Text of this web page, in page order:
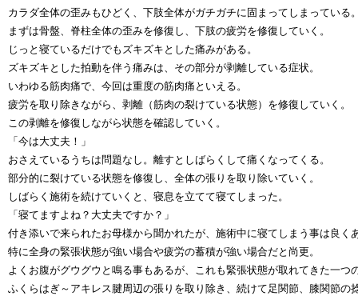
カラダ全体の歪みもひどく、下肢全体がガチガチに固まってしまっている
まずは骨盤、脊柱全体の歪みを修復し、下肢の疲労を修復していく。
じっと寝ているだけでもズキズキとした痛みがある。
ズキズキとした拍動を伴う痛みは、その部分が剥離している症状。
いわゆる筋肉痛で、今回は重度の筋肉痛といえる。
疲労を取り除きながら、剥離（筋肉の裂けている状態）を修復していく。
この剥離を修復しながら状態を確認していく。
「今は大丈夫！」
おさえているうちは問題なし。離すとしばらくして痛くなってくる。
部分的に裂けている状態を修復し、全体の張りを取り除いていく。
しばらく施術を続けていくと、寝息を立てて寝てしまった。
「寝てますよね？大丈夫ですか？」
付き添いで来られたお母様から聞かれたが、施術中に寝てしまう事は良く
特に全身の緊張状態が強い場合や疲労の蓄積が強い場合だと尚更。
よくお腹がグウグウと鳴る事もあるが、これも緊張状態が取れてきた一つ
ふくらはぎ～アキレス腱周辺の張りを取り除き、続けて足関節、膝関節の